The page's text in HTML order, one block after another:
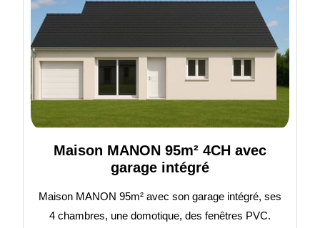
Maison MANON 95m² 4CH avec
garage intégré
Maison MANON 95m² avec son garage intégré, ses
4 chambres, une domotique, des fenêtres PVC.